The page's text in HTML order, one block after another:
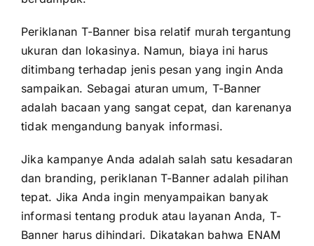
Periklanan T-Banner bisa relatif murah tergantung
ukuran dan lokasinya. Namun, biaya ini harus
ditimbang terhadap jenis pesan yang ingin Anda
sampaikan. Sebagai aturan umum, T-Banner
adalah bacaan yang sangat cepat, dan karenanya
tidak mengandung banyak informasi.
Jika kampanye Anda adalah salah satu kesadaran
dan branding, periklanan T-Banner adalah pilihan
tepat. Jika Anda ingin menyampaikan banyak
informasi tentang produk atau layanan Anda, T-
Banner harus dihindari. Dikatakan bahwa ENAM